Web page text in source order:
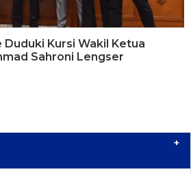
Duduki Kursi Wakil Ketua
Sahroni Lengser
+